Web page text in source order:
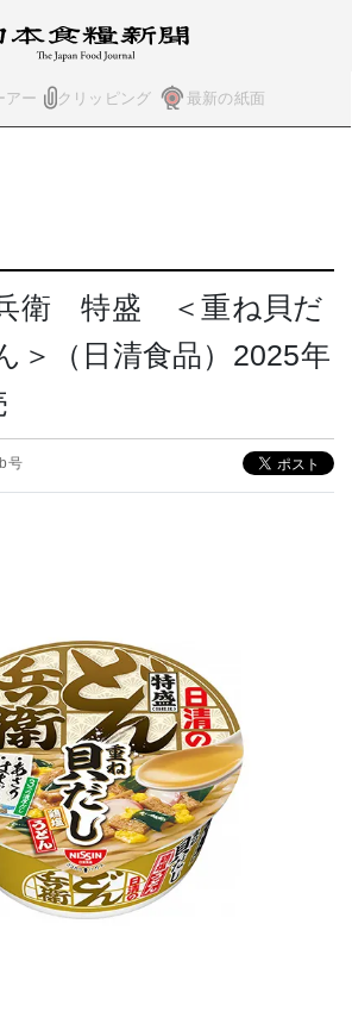
アー クリッピング 最新の紙面
衛 特盛 ＜重ね貝だ
＞（日清食品）2025年
号